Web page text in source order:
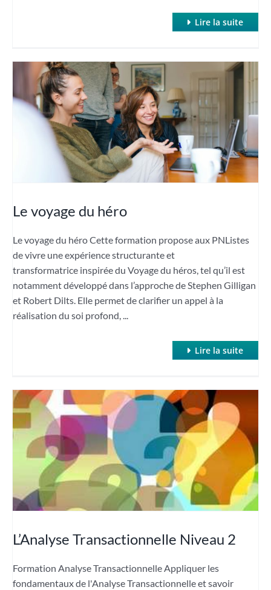
Lire la suite
Le voyage du héro
Le voyage du héro Cette formation propose aux PNListes
de vivre une expérience structurante et
transformatrice inspirée du Voyage du héros, tel qu’il est
notamment développé dans l’approche de Stephen Gilligan
et Robert Dilts. Elle permet de clarifier un appel à la
réalisation du soi profond, ...
Lire la suite
L’Analyse Transactionnelle Niveau 2
Formation Analyse Transactionnelle Appliquer les
fondamentaux de l'Analyse Transactionnelle et savoir